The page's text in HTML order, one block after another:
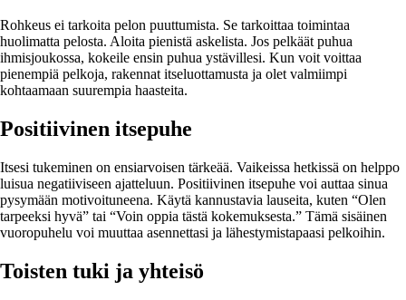
Rohkeus ei tarkoita pelon puuttumista. Se tarkoittaa toimintaa
huolimatta pelosta. Aloita pienistä askelista. Jos pelkäät puhua
ihmisjoukossa, kokeile ensin puhua ystävillesi. Kun voit voittaa
pienempiä pelkoja, rakennat itseluottamusta ja olet valmiimpi
kohtaamaan suurempia haasteita.
Positiivinen itsepuhe
Itsesi tukeminen on ensiarvoisen tärkeää. Vaikeissa hetkissä on helppo
luisua negatiiviseen ajatteluun. Positiivinen itsepuhe voi auttaa sinua
pysymään motivoituneena. Käytä kannustavia lauseita, kuten “Olen
tarpeeksi hyvä” tai “Voin oppia tästä kokemuksesta.” Tämä sisäinen
vuoropuhelu voi muuttaa asennettasi ja lähestymistapaasi pelkoihin.
Toisten tuki ja yhteisö